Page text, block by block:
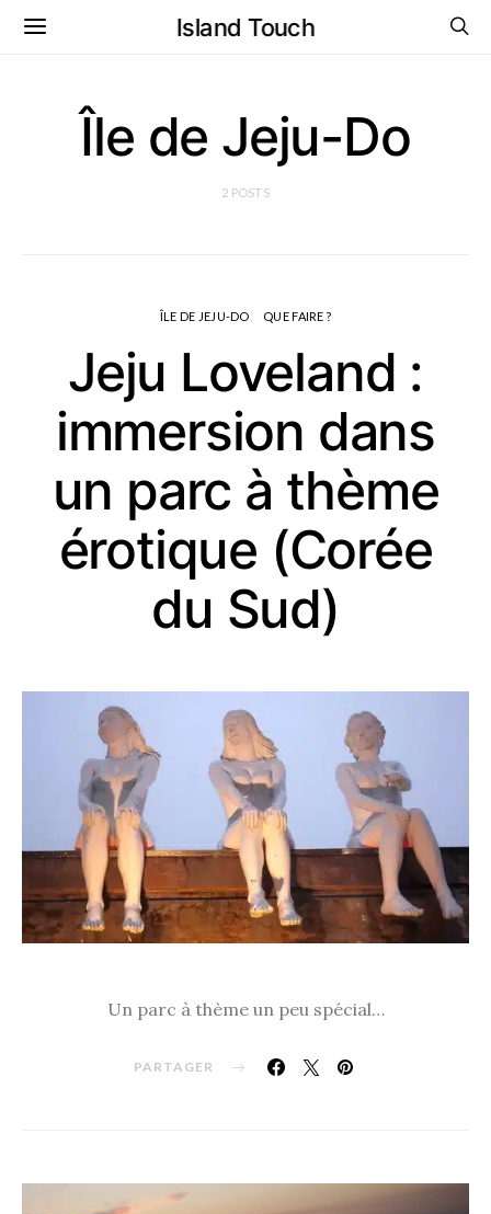
Island Touch
Île de Jeju-Do
2 POSTS
ÎLE DE JEJU-DO QUE FAIRE ?
Jeju Loveland :
immersion dans
un parc à thème
érotique (Corée
du Sud)
Un parc à thème un peu spécial…
PARTAGER